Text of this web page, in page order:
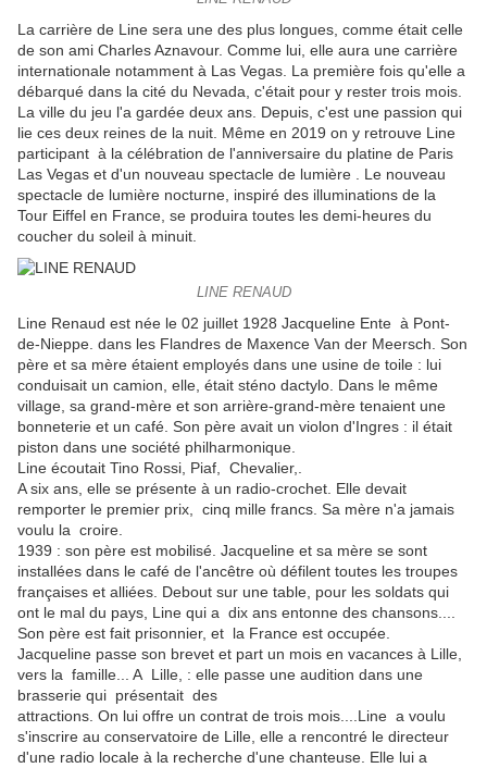
La carrière de Line sera une des plus longues, comme était celle
de son ami Charles Aznavour. Comme lui, elle aura une carrière
internationale notamment à Las Vegas. La première fois qu'elle a
débarqué dans la cité du Nevada, c'était pour y rester trois mois.
La ville du jeu l'a gardée deux ans. Depuis, c'est une passion qui
lie ces deux reines de la nuit. Même en 2019 on y retrouve Line
participant à la célébration de l'anniversaire du platine de Paris
Las Vegas et d'un nouveau spectacle de lumière . Le nouveau
spectacle de lumière nocturne, inspiré des illuminations de la
Tour Eiffel en France, se produira toutes les demi-heures du
coucher du soleil à minuit.
LINE RENAUD
Line Renaud est née le 02 juillet 1928 Jacqueline Ente à Pont-
de-Nieppe. dans les Flandres de Maxence Van der Meersch. Son
père et sa mère étaient employés dans une usine de toile : lui
conduisait un camion, elle, était sténo dactylo. Dans le même
village, sa grand-mère et son arrière-grand-mère tenaient une
bonneterie et un café. Son père avait un violon d'Ingres : il était
piston dans une société philharmonique.
Line écoutait Tino Rossi, Piaf, Chevalier,.
A six ans, elle se présente à un radio-crochet. Elle devait
remporter le premier prix, cinq mille francs. Sa mère n'a jamais
voulu la croire.
1939 : son père est mobilisé. Jacqueline et sa mère se sont
installées dans le café de l'ancêtre où défilent toutes les troupes
françaises et alliées. Debout sur une table, pour les soldats qui
ont le mal du pays, Line qui a dix ans entonne des chansons....
Son père est fait prisonnier, et la France est occupée.
Jacqueline passe son brevet et part un mois en vacances à Lille,
vers la famille... A Lille, : elle passe une audition dans une
brasserie qui présentait des
attractions. On lui offre un contrat de trois mois....Line a voulu
s'inscrire au conservatoire de Lille, elle a rencontré le directeur
d'une radio locale à la recherche d'une chanteuse. Elle lui a